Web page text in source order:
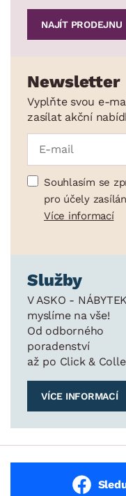
NAJÍT PRODEJNU
Newsletter
Vyplňte svou e-
zasílat akční
Souhlasím se
pro účely
Více informací
Služby
V ASKO - NÁBYTEK
myslíme na vše!
Od odborného
poradenství
až po Click &
VÍCE INFORMACÍ